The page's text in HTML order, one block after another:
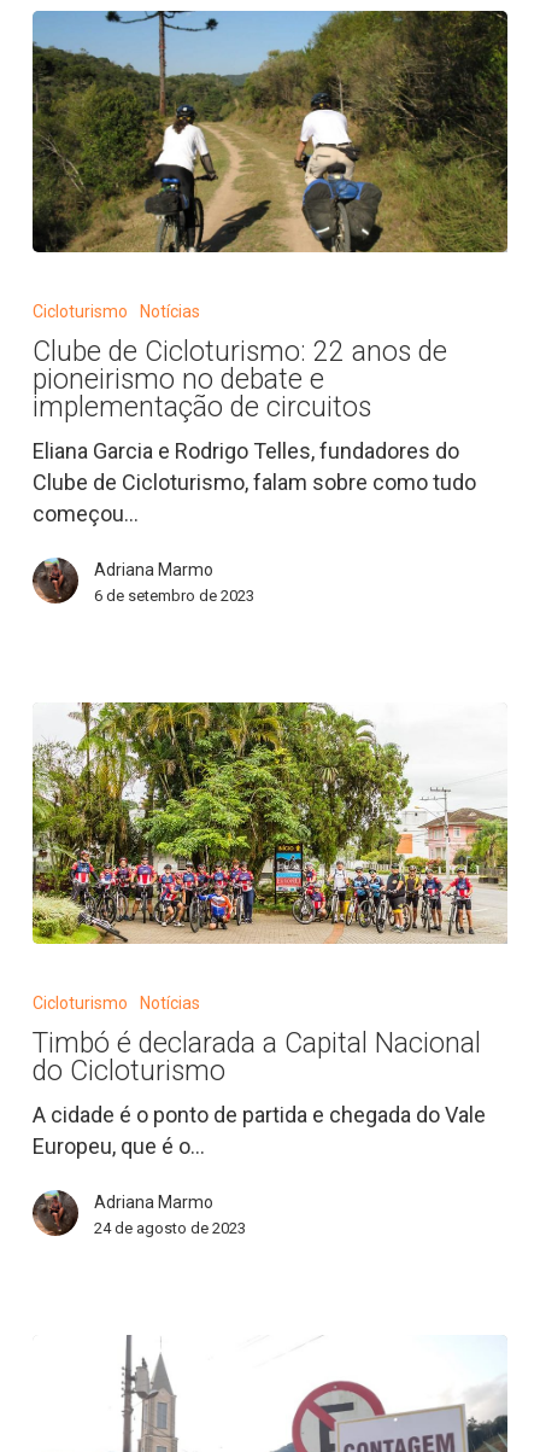
cervejas
da
região
de
22
anos
de
pioneirismo
no
debate
implementação
de
Cicloturismo Notícias
Clube de Cicloturismo: 22 anos de
pioneirismo no debate e
implementação de circuitos
Eliana Garcia e Rodrigo Telles, fundadores do
Clube de Cicloturismo, falam sobre como tudo
começou…
Adriana Marmo
6 de setembro de 2023
a
Capital
Nacional
do
Cicloturismo Notícias
Timbó é declarada a Capital Nacional
do Cicloturismo
A cidade é o ponto de partida e chegada do Vale
Europeu, que é o…
Adriana Marmo
24 de agosto de 2023